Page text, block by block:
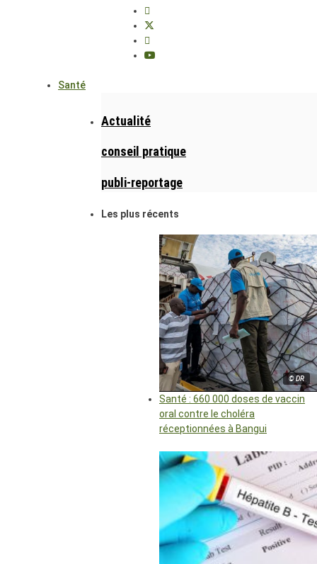
Santé
Actualité
conseil pratique
publi-reportage
Les plus récents
© DR
Santé : 660 000 doses de vaccin
oral contre le choléra
réceptionnées à Bangui